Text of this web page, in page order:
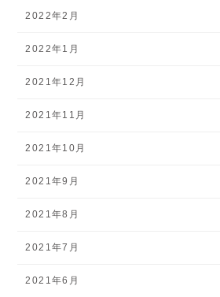
2022年2月
2022年1月
2021年12月
2021年11月
2021年10月
2021年9月
2021年8月
2021年7月
2021年6月